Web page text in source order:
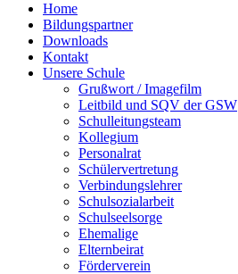
Home
Bildungspartner
Downloads
Kontakt
Unsere Schule
Grußwort / Imagefilm
Leitbild und SQV der GSW
Schulleitungsteam
Kollegium
Personalrat
Schülervertretung
Verbindungslehrer
Schulsozialarbeit
Schulseelsorge
Ehemalige
Elternbeirat
Förderverein